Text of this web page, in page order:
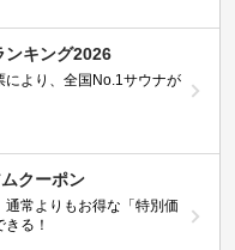
ンキング2026
により、全国No.1サウナが
クーポン
常よりもお得な「特別価
る！